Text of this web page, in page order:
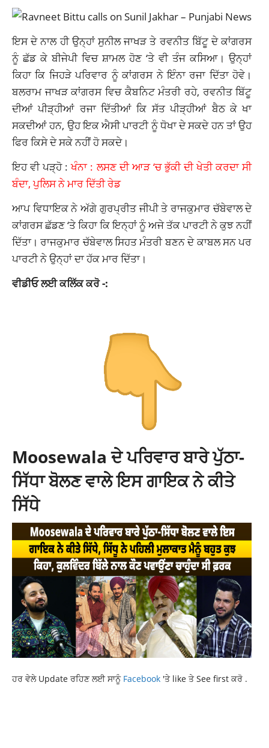
ਇਸ ਦੇ ਨਾਲ ਹੀ ਉਨ੍ਹਾਂ ਸੁਨੀਲ ਜਾਖੜ ਤੇ ਰਵਨੀਤ ਬਿੱਟੂ ਦੇ ਕਾਂਗਰਸ
ਨੂੰ ਛੱਡ ਕੇ ਬੀਜੇਪੀ ਵਿਚ ਸ਼ਾਮਲ ਹੋਣ ‘ਤੇ ਵੀ ਤੰਜ ਕਸਿਆ। ਉਨ੍ਹਾਂ
ਕਿਹਾ ਕਿ ਜਿਹੜੇ ਪਰਿਵਾਰ ਨੂੰ ਕਾਂਗਰਸ ਨੇ ਇੰਨਾ ਰਜਾ ਦਿੱਤਾ ਹੋਵੇ।
ਬਲਰਾਮ ਜਾਖੜ ਕਾਂਗਰਸ ਵਿਚ ਕੈਬਨਿਟ ਮੰਤਰੀ ਰਹੇ, ਰਵਨੀਤ ਬਿੱਟੂ
ਦੀਆਂ ਪੀੜ੍ਹੀਆਂ ਰਜਾ ਦਿੱਤੀਆਂ ਕਿ ਸੱਤ ਪੀੜ੍ਹੀਆਂ ਬੈਠ ਕੇ ਖਾ
ਸਕਦੀਆਂ ਹਨ, ਉਹ ਇਕ ਐਸੀ ਪਾਰਟੀ ਨੂੰ ਧੋਖਾ ਦੇ ਸਕਦੇ ਹਨ ਤਾਂ ਉਹ
ਫਿਰ ਕਿਸੇ ਦੇ ਸਕੇ ਨਹੀਂ ਹੋ ਸਕਦੇ।
ਇਹ ਵੀ ਪੜ੍ਹੋ : ਖੰਨਾ : ਲਸਣ ਦੀ ਆੜ ‘ਚ ਭੁੱਕੀ ਦੀ ਖੇਤੀ ਕਰਦਾ ਸੀ
ਬੰਦਾ, ਪੁਲਿਸ ਨੇ ਮਾਰ ਦਿੱਤੀ ਰੇਡ
ਆਪ ਵਿਧਾਇਕ ਨੇ ਅੱਗੇ ਗੁਰਪ੍ਰੀਤ ਜੀਪੀ ਤੇ ਰਾਜਕੁਮਾਰ ਚੱਬੇਵਾਲ ਦੇ
ਕਾਂਗਰਸ ਛੱਡਣ ‘ਤੇ ਕਿਹਾ ਕਿ ਇਨ੍ਹਾਂ ਨੂੰ ਅਜੇ ਤੱਕ ਪਾਰਟੀ ਨੇ ਕੁਝ ਨਹੀਂ
ਦਿੱਤਾ। ਰਾਜਕੁਮਾਰ ਚੱਬੇਵਾਲ ਸਿਹਤ ਮੰਤਰੀ ਬਣਨ ਦੇ ਕਾਬਲ ਸਨ ਪਰ
ਪਾਰਟੀ ਨੇ ਉਨ੍ਹਾਂ ਦਾ ਹੱਕ ਮਾਰ ਦਿੱਤਾ।
ਵੀਡੀਓ ਲਈ ਕਲਿੱਕ ਕਰੋ -:
Moosewala ਦੇ ਪਰਿਵਾਰ ਬਾਰੇ ਪੁੱਠਾ-
ਸਿੱਧਾ ਬੋਲਣ ਵਾਲੇ ਇਸ ਗਾਇਕ ਨੇ ਕੀਤੇ
ਸਿੱਧੇ
ਹਰ ਵੇਲੇ Update ਰਹਿਣ ਲਈ ਸਾਨੂੰ Facebook 'ਤੇ like ਤੇ See first ਕਰੋ .